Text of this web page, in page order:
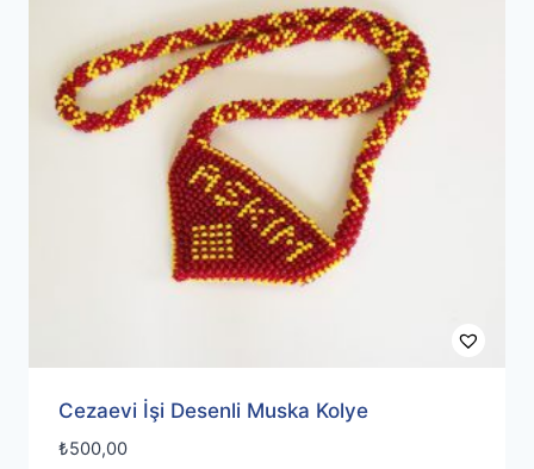
Cezaevi İşi Desenli Muska Kolye
₺500,00